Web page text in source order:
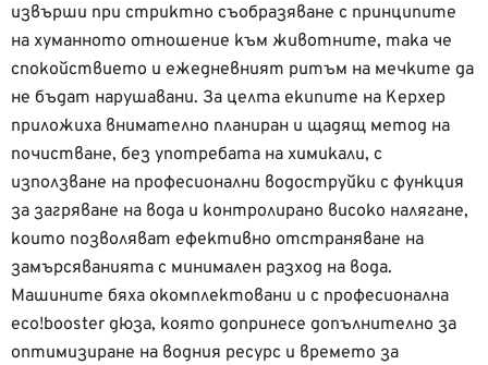
извърши при стриктно съобразяване с принципите
на хуманното отношение към животните, така че
спокойствието и ежедневният ритъм на мечките да
не бъдат нарушавани. За целта екипите на Керхер
приложиха внимателно планиран и щадящ метод на
почистване, без употребата на химикали, с
използване на професионални водоструйки с функция
за загряване на вода и контролирано високо налягане,
които позволяват ефективно отстраняване на
замърсяванията с минимален разход на вода.
Машините бяха окомплектовани и с професионална
eco!booster дюза, която допринесе допълнително за
оптимизиране на водния ресурс и времето за